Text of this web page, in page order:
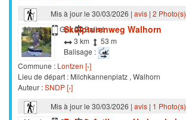
Mis à jour le 30/03/2026 | avis| 2 Photo(s)
Marche
Gps Balisé
Skulpturenweg Walhorn
3 km
53 m
Balisage :
Commune : Lontzen [›]
Lieu de départ : Milchkannenplatz , Walhorn
Auteur :SNDP [›]
Mis à jour le 30/03/2026 | avis| 1 Photo(s)